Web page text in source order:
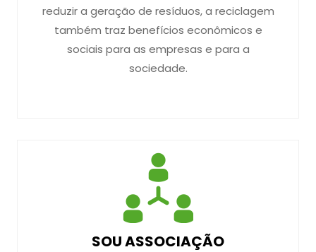
reduzir a geração de resíduos, a reciclagem
também traz benefícios econômicos e
sociais para as empresas e para a
sociedade.
SOU ASSOCIAÇÃO